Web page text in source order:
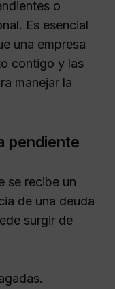
o
Es esencial
una empresa
contigo y las
manejar la
pendiente
se recibe un
de una deuda
surgir de